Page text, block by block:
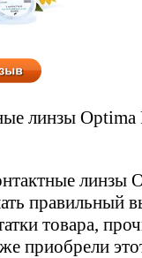
линзы
линзы
правильный
товара,
приобрели